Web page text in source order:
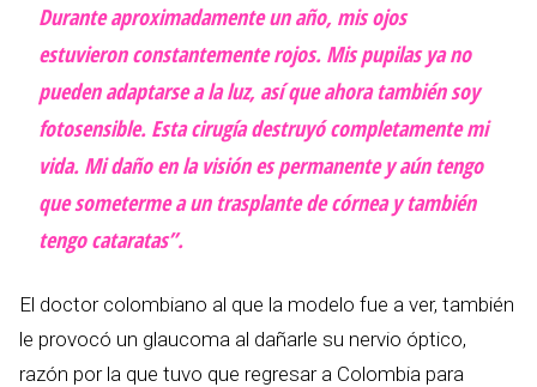
Durante aproximadamente un año, mis ojos
estuvieron constantemente rojos. Mis pupilas ya no
pueden adaptarse a la luz, así que ahora también soy
fotosensible. Esta cirugía destruyó completamente mi
vida. Mi daño en la visión es permanente y aún tengo
que someterme a un trasplante de córnea y también
tengo cataratas”.
El doctor colombiano al que la modelo fue a ver, también
le provocó un glaucoma al dañarle su nervio óptico,
razón por la que tuvo que regresar a Colombia para